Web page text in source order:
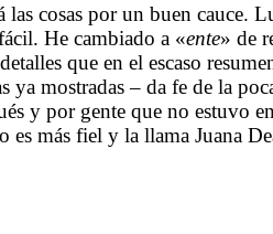
cosas por un buen cauce.
He cambiado a «ente» de
que en el escaso
mostradas – da fe de la
y por gente que no estuvo
es más fiel y la llama Juana